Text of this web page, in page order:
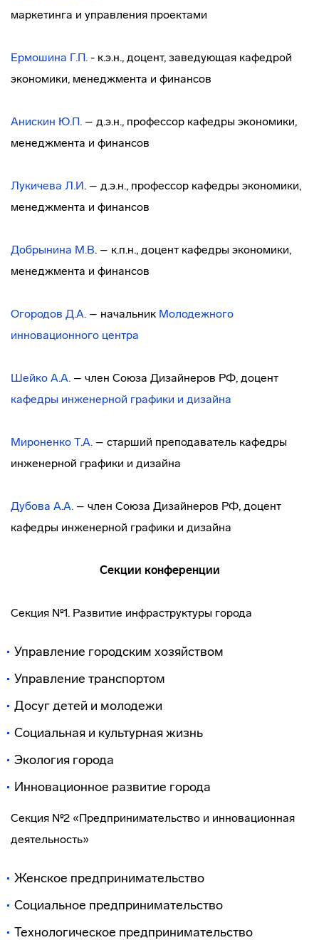
маркетинга и управления проектами
Ермошина Г.П. - к.э.н., доцент, заведующая кафедрой
экономики, менеджмента и финансов
Анискин Ю.П. – д.э.н., профессор кафедры экономики,
менеджмента и финансов
Лукичева Л.И. – д.э.н., профессор кафедры экономики,
менеджмента и финансов
Добрынина М.В. – к.п.н., доцент кафедры экономики,
менеджмента и финансов
Огородов Д.А. – начальник Молодежного
инновационного центра
Шейко А.А. – член Союза Дизайнеров РФ, доцент
кафедры инженерной графики и дизайна
Мироненко Т.А. – старший преподаватель кафедры
инженерной графики и дизайна
Дубова А.А. – член Союза Дизайнеров РФ, доцент
кафедры инженерной графики и дизайна
Секции конференции
Секция №1. Развитие инфраструктуры города
Управление городским хозяйством
Управление транспортом
Досуг детей и молодежи
Социальная и культурная жизнь
Экология города
Инновационное развитие города
Секция №2 «Предпринимательство и инновационная
деятельность»
Женское предпринимательство
Социальное предпринимательство
Технологическое предпринимательство